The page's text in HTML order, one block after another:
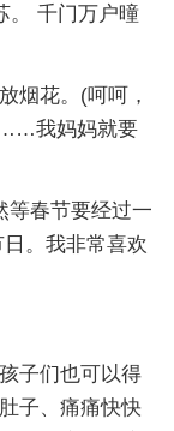
。 千门万户曈
烟花。(呵呵，
……我妈妈就要
等春节要经过一
。我非常喜欢
子们也可以得
子、痛痛快快